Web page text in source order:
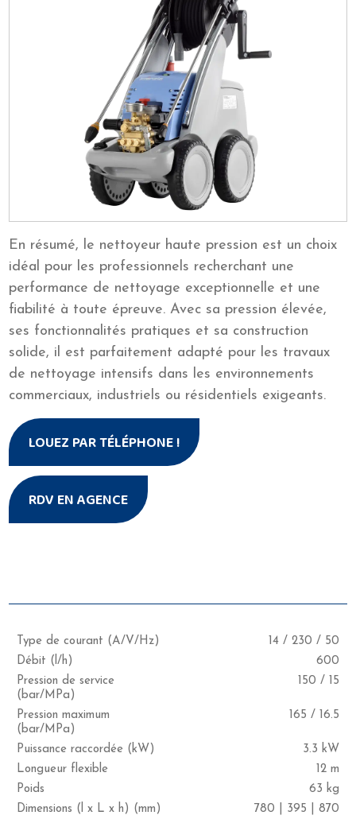
En résumé, le nettoyeur haute pression est un choix
idéal pour les professionnels recherchant une
performance de nettoyage exceptionnelle et une
fiabilité à toute épreuve. Avec sa pression élevée,
ses fonctionnalités pratiques et sa construction
solide, il est parfaitement adapté pour les travaux
de nettoyage intensifs dans les environnements
commerciaux, industriels ou résidentiels exigeants.
LOUEZ PAR TÉLÉPHONE !
RDV EN AGENCE
Type de courant (A/V/Hz)
14 / 230 / 50
Débit (l/h)
600
Pression de service
(bar/MPa)
150 / 15
Pression maximum
(bar/MPa)
165 / 16.5
Puissance raccordée (kW)
3.3 kW
Longueur flexible
12 m
Poids
63 kg
Dimensions (l x L x h) (mm)
780 | 395 | 870